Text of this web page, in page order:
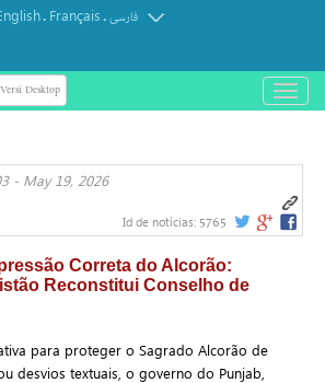
. Français.فارسی
Versi Desktop
باز
و
کردن
- May 19, 2026
Id de notícias: 5765
Correta do Alcorão:
Reconstitui Conselho de
para proteger o Sagrado Alcorão de
desvios textuais, o governo do Punjab,